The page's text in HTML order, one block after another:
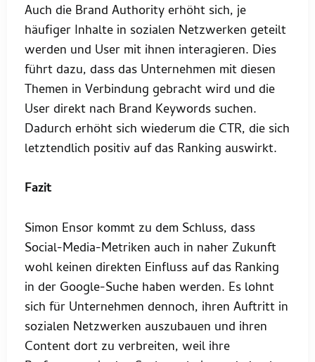
Auch die Brand Authority erhöht sich, je
häufiger Inhalte in sozialen Netzwerken geteilt
werden und User mit ihnen interagieren. Dies
führt dazu, dass das Unternehmen mit diesen
Themen in Verbindung gebracht wird und die
User direkt nach Brand Keywords suchen.
Dadurch erhöht sich wiederum die CTR, die sich
letztendlich positiv auf das Ranking auswirkt.
Fazit
Simon Ensor kommt zu dem Schluss, dass
Social-Media-Metriken auch in naher Zukunft
wohl keinen direkten Einfluss auf das Ranking
in der Google-Suche haben werden. Es lohnt
sich für Unternehmen dennoch, ihren Auftritt in
sozialen Netzwerken auszubauen und ihren
Content dort zu verbreiten, weil ihre